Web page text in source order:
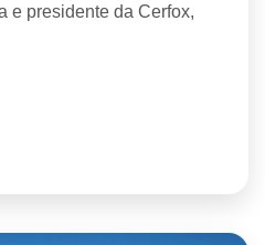
e presidente da Cerfox,